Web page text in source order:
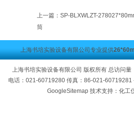
上一篇： SP-BLXWLZT-
筒
上海书培实验设备有限公司专业提供
上海书培实验设备有限公司 版权所有 总访问量
电话：021-60719280 传真：86-021-
GoogleSitemap技术支持：化工